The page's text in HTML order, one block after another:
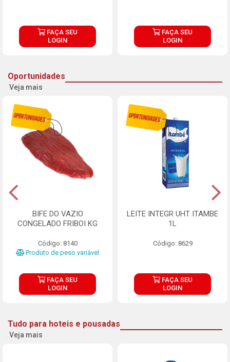
FAÇA SEU
LOGIN
FAÇA SEU
LOGIN
Oportunidades
Veja mais
BIFE DO VAZIO
CONGELADO FRIBOI KG
Código: 8140
Produto de peso variável
FAÇA SEU
LOGIN
LEITE INTEGR UHT ITAMBE
1L
Código: 8629
FAÇA SEU
LOGIN
Tudo para hoteis e pousadas
Veja mais